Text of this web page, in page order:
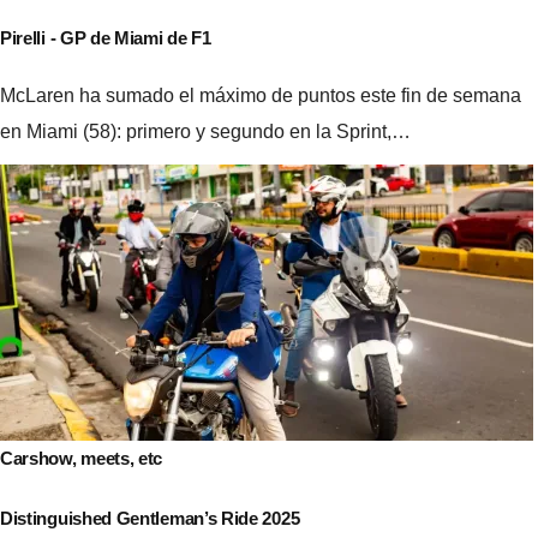
Pirelli - GP de Miami de F1
McLaren ha sumado el máximo de puntos este fin de semana
en Miami (58): primero y segundo en la Sprint,…
Carshow, meets, etc
Distinguished Gentleman’s Ride 2025